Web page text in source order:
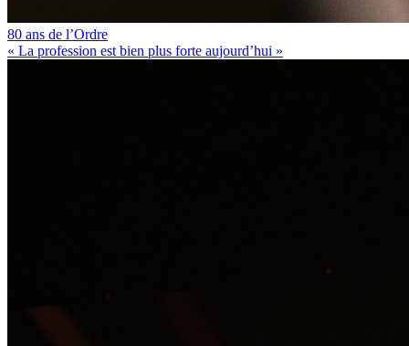
80 ans de l’Ordre
« La profession est bien plus forte aujourd’hui »